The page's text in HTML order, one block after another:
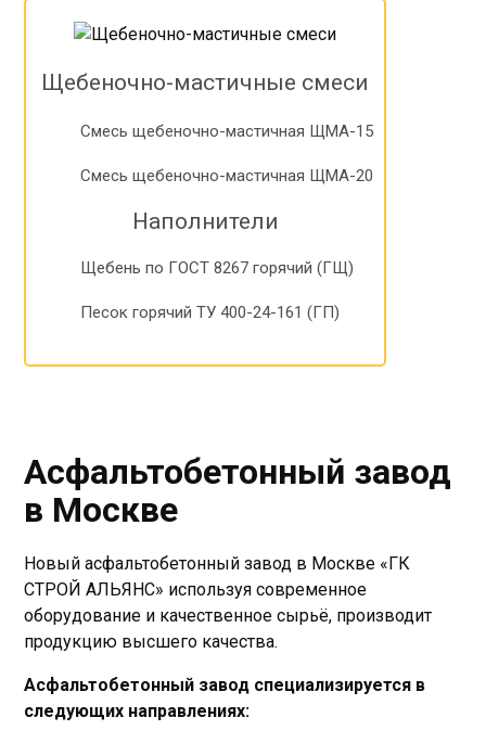
Щебеночно-мастичные смеси
Смесь щебеночно-мастичная ЩМА-15
Смесь щебеночно-мастичная ЩМА-20
Наполнители
Щебень по ГОСТ 8267 горячий (ГЩ)
Песок горячий ТУ 400-24-161 (ГП)
Асфальтобетонный завод
в Москве
Новый асфальтобетонный завод в Москве «ГК
СТРОЙ АЛЬЯНС» используя современное
оборудование и качественное сырьё, производит
продукцию высшего качества.
Асфальтобетонный завод специализируется в
следующих направлениях: